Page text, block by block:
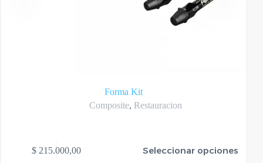
Forma Kit
Composite, Restauracion
$ 215.000,00 Seleccionar opciones